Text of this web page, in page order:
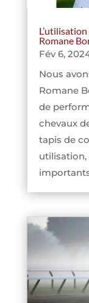
Romane
Fév 6,
Nous
Romane
de
chevaux
tapis de
utilisation,